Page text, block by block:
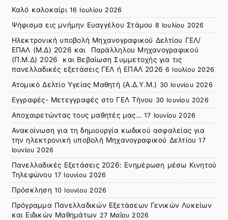
Καλό καλοκαίρι 16 Ιουλίου 2026
Ψήφισμα εις μνήμην Ευαγγέλου Στάμου 8 Ιουλίου 2026
Ηλεκτρονική υποβολή Μηχανογραφικού Δελτίου ΓΕΛ/
ΕΠΑΛ (Μ.Δ) 2026 και Παράλληλου Μηχανογραφικού
(Π.Μ.Δ) 2026 και Βεβαίωση Συμμετοχής για τις
πανελλαδικές εξετάσεις ΓΕΛ ή ΕΠΑΛ 2026 6 Ιουλίου 2026
Ατομικό Δελτίο Υγείας Μαθητή (Α.Δ.Υ.Μ.) 30 Ιουνίου 2026
Εγγραφές- Μετεγγραφές στο ΓΕΛ Τήνου 30 Ιουνίου 2026
Αποχαιρετώντας τους μαθητές μας… 17 Ιουνίου 2026
Ανακοίνωση για τη δημιουργία κωδικού ασφαλείας για
την ηλεκτρονική υποβολή Μηχανογραφικού Δελτίου 17
Ιουνίου 2026
Πανελλαδικές Εξετάσεις 2026: Ενημέρωση μέσω Κινητού
Τηλεφώνου 17 Ιουνίου 2026
Πρόσκληση 10 Ιουνίου 2026
Πρόγραμμα Πανελλαδικών Εξετάσεων Γενικών Λυκείων
και Ειδικών Μαθημάτων 27 Μαΐου 2026